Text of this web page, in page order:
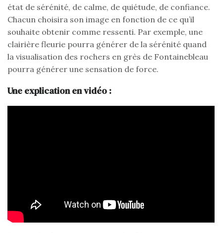
état de sérénité, de calme, de quiétude, de confiance.
Chacun choisira son image en fonction de ce qu’il
souhaite obtenir comme ressenti. Par exemple, une
clairière fleurie pourra générer de la sérénité quand
la visualisation des rochers en grès de Fontainebleau
pourra générer une sensation de force.
Une explication en vidéo :